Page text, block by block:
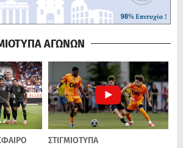
ΑΓΩΝΩΝ
ΣΤΙΓΜΙΟΤΥΠΑ